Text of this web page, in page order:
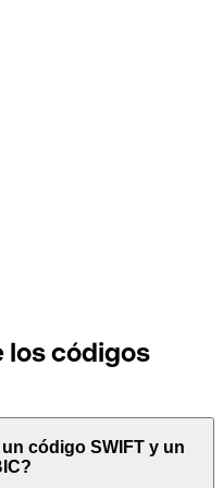
los códigos
código SWIFT y un